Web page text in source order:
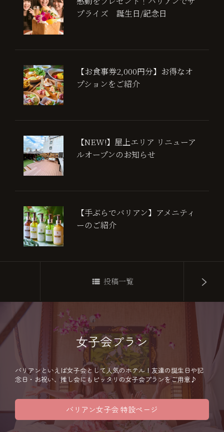
プライズ 誕生日/記念日
【お食事券2,000円分】お得なオ
プションをご紹介
【NEW!】屋上エリア リニューア
ルオープンのお知らせ
【手ぶらでバリアン】アメニティ
ーのご紹介
投稿一覧
女子会プラン
バリアンといえば女子会として人気のホテル！友達の誕生日や記
念日・お祝い、推し会にもピッタリの女子会プランをご用意♪
バリアン女子会 特設ページ